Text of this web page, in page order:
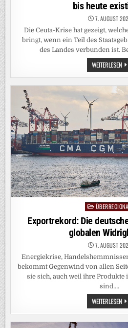
bis heute
7. AUGUST
Die Ceuta-Krise hat gezeigt,
bringt, wenn ein Teil des
des Landes verbunden ist.
WEITERLESEN
UND
SIE
Posted
in
Exportrekord: Die
globalen
7. AUGUST
Energiekrise,
bekommt Gegenwind von allen
sie sich, auch weil ihre Produkte
sind….
WEITERLESEN